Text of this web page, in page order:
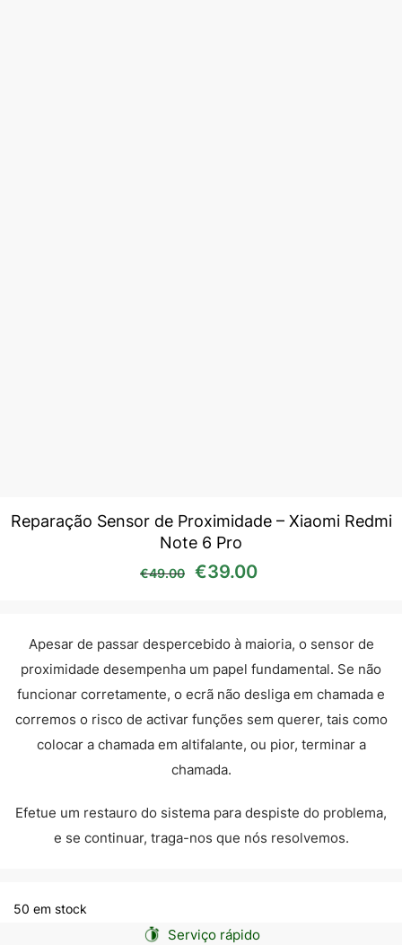
Reparação Sensor de Proximidade – Xiaomi Redmi
Note 6 Pro
€49.00 O preço original era:
€39.00
Apesar de passar despercebido à maioria, o sensor de
proximidade desempenha um papel fundamental. Se não
funcionar corretamente, o ecrã não desliga em chamada e
corremos o risco de activar funções sem querer, tais como
colocar a chamada em altifalante, ou pior, terminar a
chamada.
Efetue um restauro do sistema para despiste do problema,
e se continuar, traga-nos que nós resolvemos.
50 em stock
Serviço rápido